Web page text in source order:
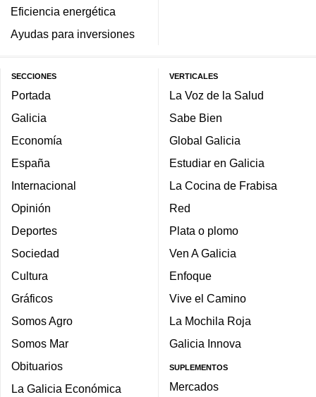
Eficiencia energética
Ayudas para inversiones
SECCIONES
Portada
Galicia
Economía
España
Internacional
Opinión
Deportes
Sociedad
Cultura
Gráficos
Somos Agro
Somos Mar
Obituarios
La Galicia Económica
VERTICALES
La Voz de la Salud
Sabe Bien
Global Galicia
Estudiar en Galicia
La Cocina de Frabisa
Red
Plata o plomo
Ven A Galicia
Enfoque
Vive el Camino
La Mochila Roja
Galicia Innova
SUPLEMENTOS
Mercados